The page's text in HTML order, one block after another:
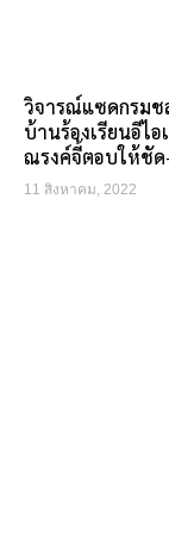
วิจารณ์แซดกรมช
บ้านร้องเรียนอีไ
ณรงค์จี้ตอบให้ชัด
11 สิงหาคม, 2022